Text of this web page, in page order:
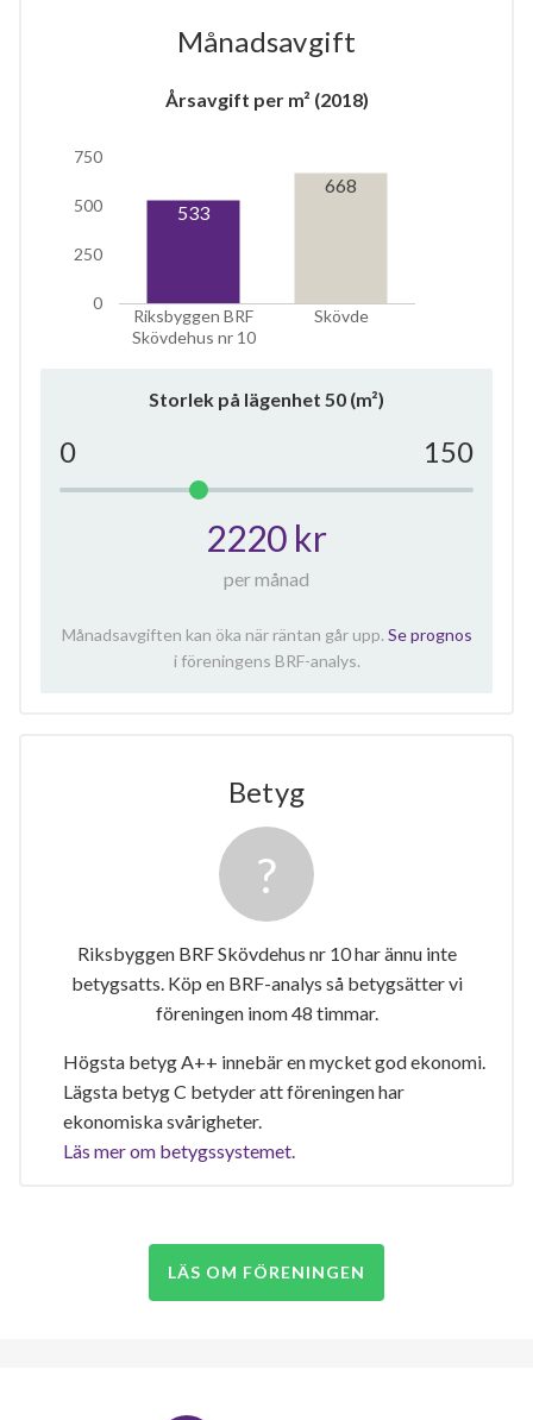
6
Månadsavgift
Årsavgift per m² (2018)
Riksbyggen BRF
Skövdehus nr 10
Skövde
0
250
500
750
533
668
Storlek på lägenhet 50 (m²)
0 150
2220 kr
per månad
Månadsavgiften kan öka när räntan går upp. Se prognos
i föreningens BRF-analys.
Betyg
Riksbyggen BRF Skövdehus nr 10 har ännu inte
betygsatts. Köp en BRF-analys så betygsätter vi
föreningen inom 48 timmar.
Högsta betyg A++ innebär en mycket god ekonomi.
Lägsta betyg C betyder att föreningen har
ekonomiska svårigheter.
Läs mer om betygssystemet.
LÄS OM FÖRENINGEN